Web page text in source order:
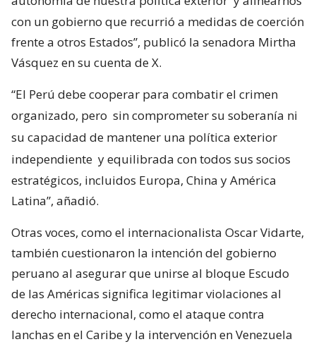
con un gobierno que recurrió a medidas de coerción
frente a otros Estados”, publicó la senadora Mirtha
Vásquez en su cuenta de X.
“El Perú debe cooperar para combatir el crimen
organizado, pero sin comprometer su soberanía ni
su capacidad de mantener una política exterior
independiente y equilibrada con todos sus socios
estratégicos, incluidos Europa, China y América
Latina”, añadió.
Otras voces, como el internacionalista Oscar Vidarte,
también cuestionaron la intención del gobierno
peruano al asegurar que unirse al bloque Escudo
de las Américas significa legitimar violaciones al
derecho internacional, como el ataque contra
lanchas en el Caribe y la intervención en Venezuela